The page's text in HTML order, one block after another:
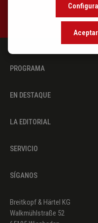
PROGRAMA
EN DESTAQUE
LA EDITORIAL
SERVICIO
SÍGANOS
Breitkopf & Härtel KG
Walkmühlstraße 52